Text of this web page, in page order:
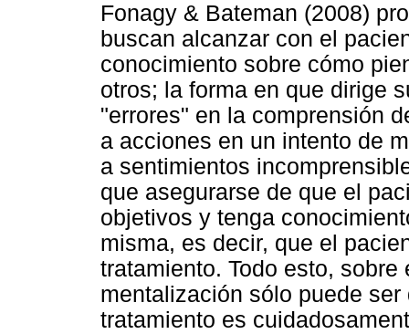
Fonagy & Bateman (2008)
buscan alcanzar con el
conocimiento sobre cómo
otros; la forma en que dirige
"errores" en la comprensión
a acciones en un intento de
a sentimientos
que asegurarse de que el
objetivos y tenga
misma, es decir, que el
tratamiento. Todo esto,
mentalización sólo puede
tratamiento es